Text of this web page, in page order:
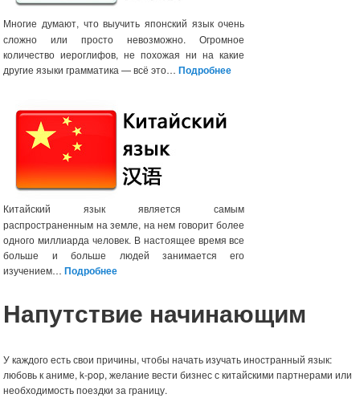
Многие думают, что выучить японский язык очень
сложно или просто невозможно. Огромное
количество иероглифов, не похожая ни на какие
другие языки грамматика — всё это…Подробнее
Китайский язык является самым
распространенным на земле, на нем говорит более
одного миллиарда человек. В настоящее время все
больше и больше людей занимается его
изучением…Подробнее
Напутствие начинающим
У каждого есть свои причины, чтобы начать изучать иностранный язык:
любовь к аниме, k-pop, желание вести бизнес с китайскими партнерами или
необходимость поездки за границу.